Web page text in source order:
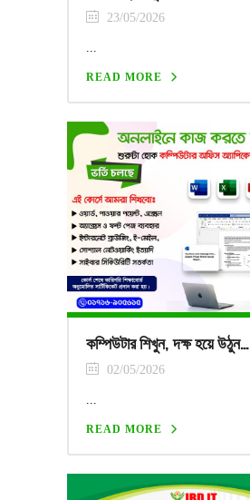
23/05/2026
...
READ MORE
কম্পিউটার শিখুন, দক্ষ হয়ে উঠুন…
02/05/2026
...
READ MORE